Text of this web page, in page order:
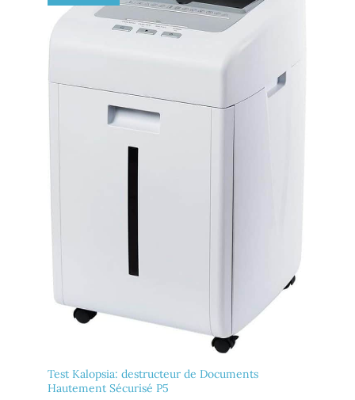
Test Kalopsia: destructeur de Documents
Hautement Sécurisé P5